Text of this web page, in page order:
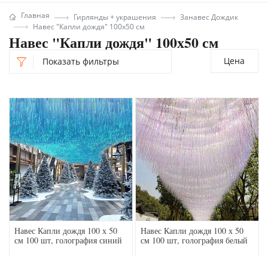
Главная Гирлянды + украшения
Занавес Дождик
Навес "Капли дождя" 100х50 см
Навес "Капли дождя" 100х50 см
Показать фильтры Цена
Навес Капли дождя 100 х 50
см 100 шт, голография синий
Навес Капли дождя 100 х 50
см 100 шт, голография белый